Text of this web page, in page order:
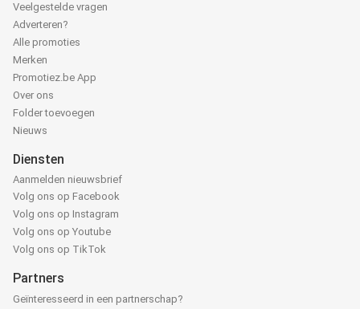
Veelgestelde vragen
Adverteren?
Alle promoties
Merken
Promotiez.be App
Over ons
Folder toevoegen
Nieuws
Diensten
Aanmelden nieuwsbrief
Volg ons op Facebook
Volg ons op Instagram
Volg ons op Youtube
Volg ons op TikTok
Partners
Geïnteresseerd in een partnerschap?